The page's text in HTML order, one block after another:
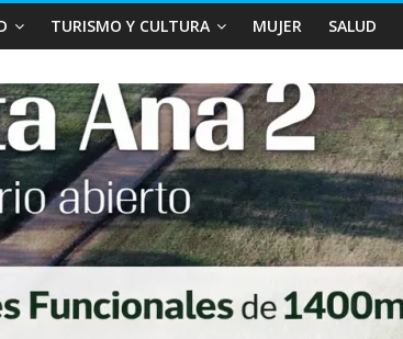
TURISMO Y CULTURA MUJER SALUD